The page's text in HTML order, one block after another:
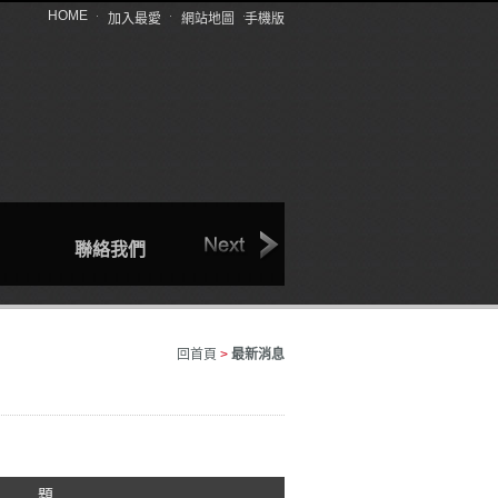
HOME 加入最愛 網站地圖 手機版
聯絡我們 回首頁
回首頁 > 最新消息